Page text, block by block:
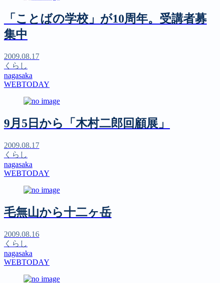
「ことばの学校」が10周年。受講者募
集中
2009.08.17
くらし
nagasaka
WEBTODAY
9月5日から「木村二郎回顧展」
2009.08.17
くらし
nagasaka
WEBTODAY
毛無山から十二ヶ岳
2009.08.16
くらし
nagasaka
WEBTODAY